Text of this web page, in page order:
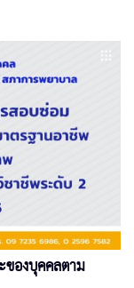
ของบุคคลตาม